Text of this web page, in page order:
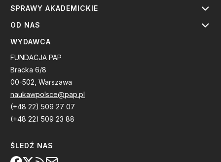
SPRAWY AKADEMICKIE
OD NAS
WYDAWCA
FUNDACJA PAP
Bracka 6/8
00-502, Warszawa
naukawpolsce@pap.pl
(+48 22) 509 27 07
(+48 22) 509 23 88
ŚLEDŹ NAS